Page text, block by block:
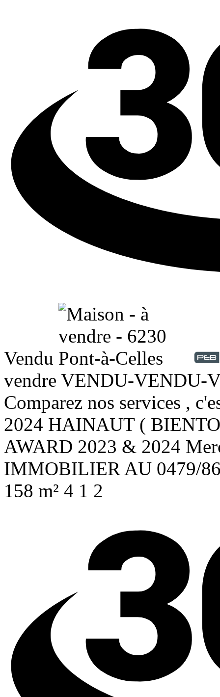
Vendu
vendre VENDU-VENDU-
Comparez nos services ,
2024 HAINAUT (
AWARD 2023 & 2024
IMMOBILIER AU 0479/
158 m² 4 1 2